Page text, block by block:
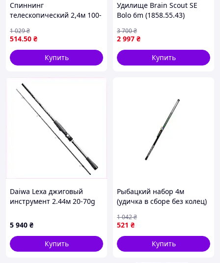
Спиннинг
телескопический 2,4м 100-
прочный с
углепластиковыми
секциями
514.50 ₴
1 029₴
Купить
Удилище Brain Scout SE
Bolo 6m (1858.55.43)
2 997 ₴
3 700₴
Купить
Daiwa Lexa джиговый
инструмент 2.44м 20-70g
77A1M6049
5 940 ₴
Купить
Рыбацкий набор 4м
(удичка в сборе без колец)
521 ₴
1 042₴
Купить